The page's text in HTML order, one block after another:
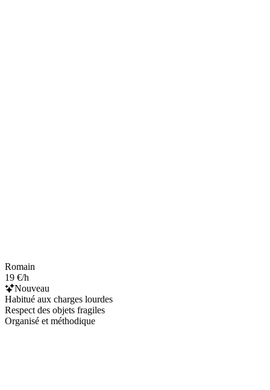
Romain
19 €/h
Nouveau
Habitué aux charges lourdes
Respect des objets fragiles
Organisé et méthodique